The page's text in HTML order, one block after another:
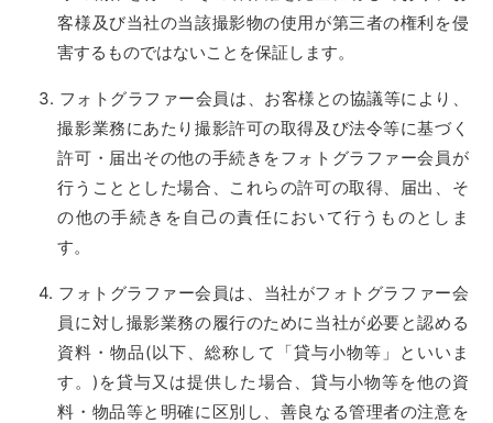
客様及び当社の当該撮影物の使用が第三者の権利を侵
害するものではないことを保証します。
フォトグラファー会員は、お客様との協議等により、
撮影業務にあたり撮影許可の取得及び法令等に基づく
許可・届出その他の手続きをフォトグラファー会員が
行うこととした場合、これらの許可の取得、届出、そ
の他の手続きを自己の責任において行うものとしま
す。
フォトグラファー会員は、当社がフォトグラファー会
員に対し撮影業務の履行のために当社が必要と認める
資料・物品(以下、総称して「貸与小物等」といいま
す。)を貸与又は提供した場合、貸与小物等を他の資
料・物品等と明確に区別し、善良なる管理者の注意を